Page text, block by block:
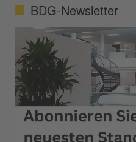
BDG-Newsletter